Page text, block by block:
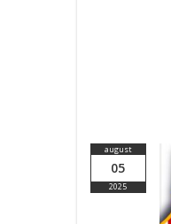
august
05
2025